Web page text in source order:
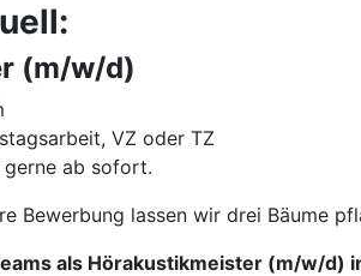
(m/w/d)
VZ oder TZ
gerne ab sofort.
Bewerbung lassen wir drei Bäume
als Hörakustikmeister (m/w/d)